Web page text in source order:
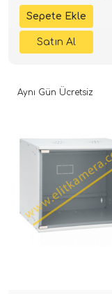
Aynı Gün Ücretsiz